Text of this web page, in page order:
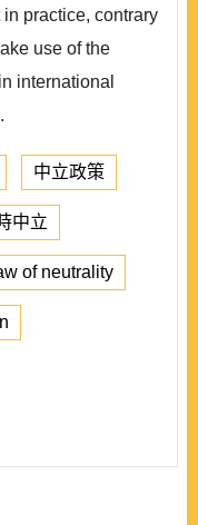
practice, contrary
use of the
international
中立政策
中立
of neutrality